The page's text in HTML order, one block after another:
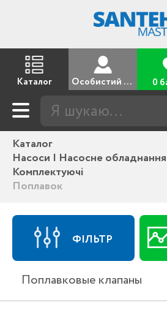
Каталог Особистий кабінет 0
Каталог
Насоси | Насосне обладнання
Комплектуючі
Поплавок
ФІЛЬТР
Поплавковые клапаны